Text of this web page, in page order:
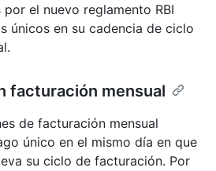
el nuevo reglamento RBI
únicos en su cadencia de ciclo
facturación mensual
de facturación mensual
único en el mismo día en que
su ciclo de facturación. Por